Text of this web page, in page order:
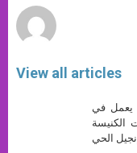
View all articles
يعمل في
الكنيسة